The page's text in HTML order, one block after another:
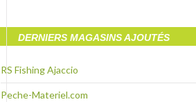
DERNIERS MAGASINS AJOUTÉS
RS Fishing Ajaccio
Peche-Materiel.com